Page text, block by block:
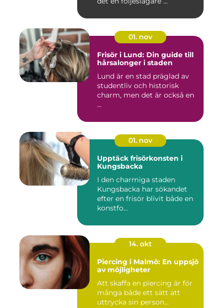
01. nov
Frisör i Lund: Din guide till
hårsalonger i staden
Lund är en stad präglad av
studentliv och historisk
charm, men det är också en
...
01. nov
Upptäck frisörkonsten i
Kungsbacka
I den charmiga staden
Kungsbacka har sökandet
efter en frisör blivit både en
konstfo...
14. okt
Piercing i Malmö: En uppsjö
av möjligheter
Att skaffa en piercing är för
många både ett sätt att
uttrycka sin person...